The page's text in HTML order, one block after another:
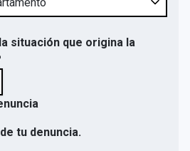
situación que origina la
tu denuncia.